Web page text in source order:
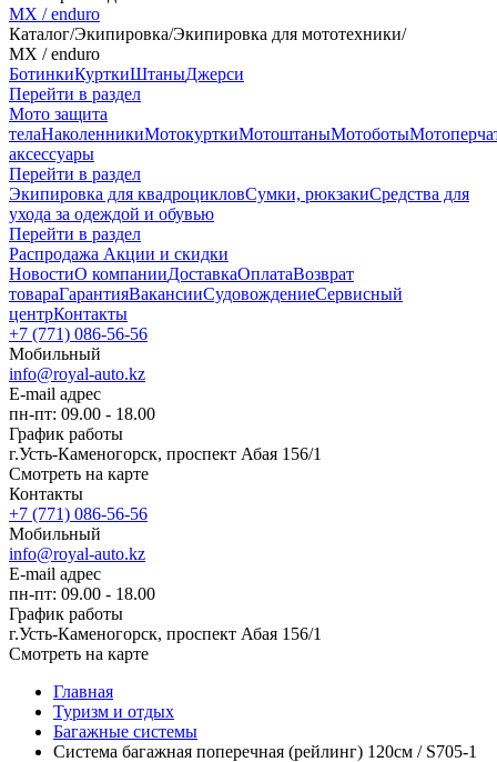
MX / enduro
Каталог/Экипировка/Экипировка для мототехники/
MX / enduro
БотинкиКурткиШтаныДжерси
Перейти в раздел
Мото защита
телаНаколенникиМотокурткиМотоштаныМотоботы
аксессуары
Перейти в раздел
Экипировка для квадроцикловСумки, рюкзакиСредства для
ухода за одеждой и обувью
Перейти в раздел
Распродажа Акции и скидки
НовостиО компанииДоставкаОплатаВозврат
товараГарантияВакансииСудовождениеСервисный
центрКонтакты
+7 (771) 086-56-56
Мобильный
info@royal-auto.kz
E-mail адрес
пн-пт: 09.00 - 18.00
График работы
г.Усть-Каменогорск, проспект Абая 156/1
Смотреть на карте
Контакты
+7 (771) 086-56-56
Мобильный
info@royal-auto.kz
E-mail адрес
пн-пт: 09.00 - 18.00
График работы
г.Усть-Каменогорск, проспект Абая 156/1
Смотреть на карте
Главная
Туризм и отдых
Багажные системы
Система багажная поперечная (рейлинг) 120см / S705-1